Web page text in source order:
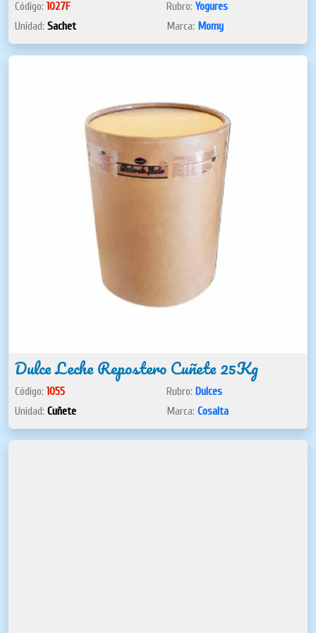
Código: 1027F
Unidad: Sachet
Rubro: Yogures
Marca: Momy
Dulce Leche Repostero Cuñete 25Kg
Código: 1055
Unidad: Cuñete
Rubro: Dulces
Marca: Cosalta